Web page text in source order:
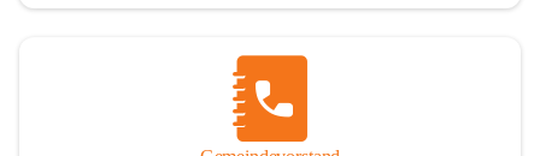
So darf ich Sie zu einer interessanten, vergnüglichen und
manchmal auch nachdenklich machenden Zeitreise durch die
Jahrhunderte, ja Jahrtausende alte Geschichte von der Steinzeit